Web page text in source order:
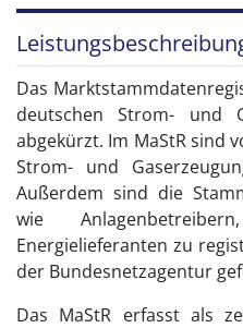
Das
deutschen Strom- und
abgekürzt. Im MaStR sind
Strom- und
Außerdem sind die
wie
Energielieferanten zu
der Bundesnetzagentur
Das MaStR erfasst als